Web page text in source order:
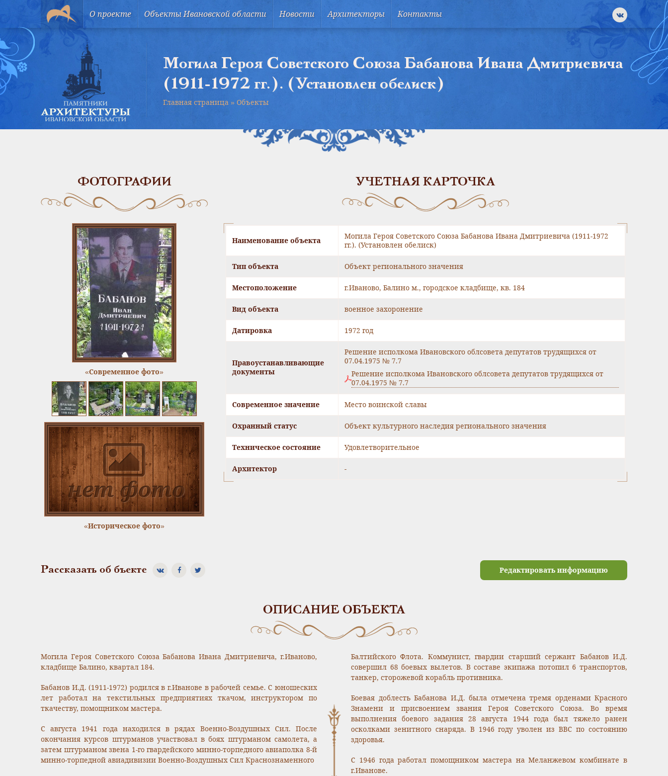
О проекте Объекты Ивановской области Новости Архитекторы Контакты
Могила Героя Советского Союза Бабанова Ивана Дмитриевича
(1911-1972 гг.). (Установлен обелиск)
Главная страница » Объекты
ФОТОГРАФИИ
«Современное фото»
«Историческое фото»
УЧЕТНАЯ КАРТОЧКА
Наименование объекта
Могила Героя Советского Союза Бабанова Ивана Дмитриевича (1911-1972
гг.). (Установлен обелиск)
Тип объекта Объект регионального значения
Местоположение г.Иваново, Балино м., городское кладбище, кв. 184
Вид объекта военное захоронение
Датировка 1972 год
Правоустанавливающие
документы
Решение исполкома Ивановского облсовета депутатов трудящихся от
07.04.1975 № 7.7
Решение исполкома Ивановского облсовета депутатов трудящихся от
07.04.1975 № 7.7
Современное значение Место воинской славы
Охранный статус Объект культурного наследия регионального значения
Техническое состояние Удовлетворительное
Архитектор -
Рассказать об бъекте Редактировать информацию
ОПИСАНИЕ ОБЪЕКТА
Могила Героя Советского Союза Бабанова Ивана Дмитриевича, г.Иваново,
кладбище Балино, квартал 184.
Бабанов И.Д. (1911-1972) родился в г.Иванове в рабочей семье. С юношеских
лет работал на текстильных предприятиях ткачом, инструктором по
ткачеству, помощником мастера.
С августа 1941 года находился в рядах Военно-Воздушных Сил. После
окончания курсов штурманов участвовал в боях штурманом самолета, а
затем штурманом звена 1-го гвардейского минно-торпедного авиаполка 8-й
минно-торпедной авиадивизии Военно-Воздушных Сил Краснознаменного
Балтийского Флота. Коммунист, гвардии старший сержант Бабанов И.Д.
совершил 68 боевых вылетов. В составе экипажа потопил 6 транспортов,
танкер, сторожевой корабль противника.
Боевая доблесть Бабанова И.Д. была отмечена тремя орденами Красного
Знамени и присвоением звания Героя Советского Союза. Во время
выполнения боевого задания 28 августа 1944 года был тяжело ранен
осколками зенитного снаряда. В 1946 году уволен из ВВС по состоянию
здоровья.
С 1946 года работал помощником мастера на Меланжевом комбинате в
г.Иванове.